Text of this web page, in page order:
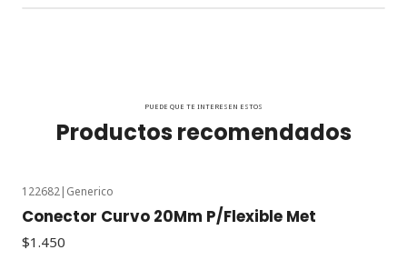
PUEDE QUE TE INTERESEN ESTOS
Productos recomendados
122682| Generico
Conector Curvo 20Mm P/Flexible Met
$1.450